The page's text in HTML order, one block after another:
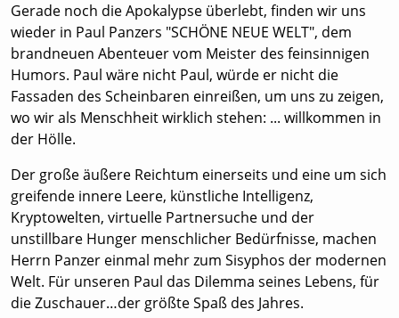
Gerade noch die Apokalypse überlebt, finden wir uns
wieder in Paul Panzers "SCHÖNE NEUE WELT", dem
brandneuen Abenteuer vom Meister des feinsinnigen
Humors. Paul wäre nicht Paul, würde er nicht die
Fassaden des Scheinbaren einreißen, um uns zu zeigen,
wo wir als Menschheit wirklich stehen: ... willkommen in
der Hölle.
Der große äußere Reichtum einerseits und eine um sich
greifende innere Leere, künstliche Intelligenz,
Kryptowelten, virtuelle Partnersuche und der
unstillbare Hunger menschlicher Bedürfnisse, machen
Herrn Panzer einmal mehr zum Sisyphos der modernen
Welt. Für unseren Paul das Dilemma seines Lebens, für
die Zuschauer…der größte Spaß des Jahres.